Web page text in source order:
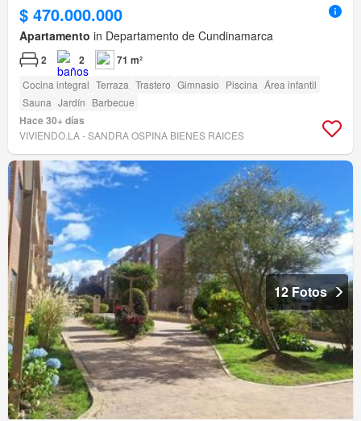
$ 470.000.000
Apartamento in Departamento de Cundinamarca
2 2 71 m²
Cocina integral Terraza Trastero Gimnasio Piscina Área infantil
Sauna Jardín Barbecue
Hace 30+ días
VIVIENDO.LA - SANDRA OSPINA BIENES RAICES
12 Fotos